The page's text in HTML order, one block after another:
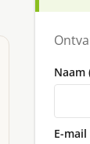
Naam
E-mail